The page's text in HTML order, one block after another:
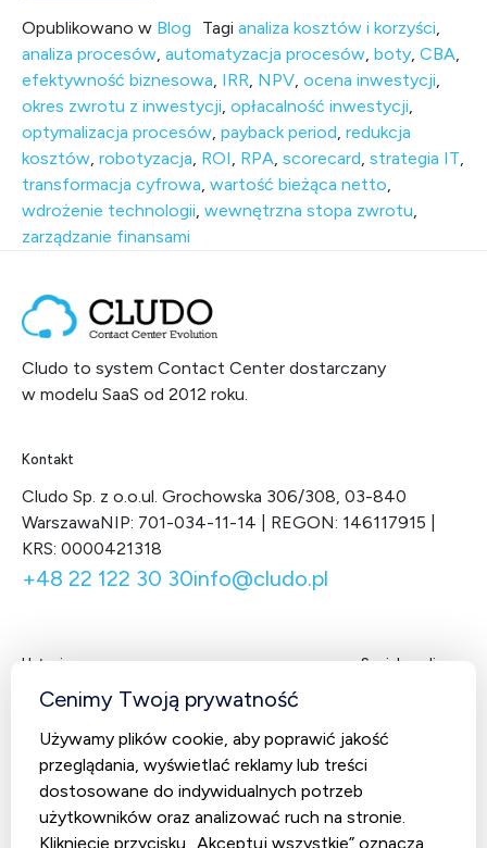
Opublikowano w Blog Tagi analiza kosztów i korzyści,
analiza procesów, automatyzacja procesów, boty, CBA,
efektywność biznesowa, IRR, NPV, ocena inwestycji,
okres zwrotu z inwestycji, opłacalność inwestycji,
optymalizacja procesów, payback period, redukcja
kosztów, robotyzacja, ROI, RPA, scorecard, strategia IT,
transformacja cyfrowa, wartość bieżąca netto,
wdrożenie technologii, wewnętrzna stopa zwrotu,
zarządzanie finansami
Cludo to system Contact Center dostarczany
w modelu SaaS od 2012 roku.
Kontakt
Cludo Sp. z o.o.ul. Grochowska 306/308, 03-840
WarszawaNIP: 701-034-11-14 | REGON: 146117915 |
KRS: 0000421318
+48 22 122 30 30info@cludo.pl
Usługi
Contact Center
CludoCRM
Telekomunikacja
AI Studio – Sztuczna inteligencja
Social media
Cenimy Twoją prywatność
Używamy plików cookie, aby poprawić jakość
przeglądania, wyświetlać reklamy lub treści
dostosowane do indywidualnych potrzeb
użytkowników oraz analizować ruch na stronie.
Kliknięcie przycisku „Akceptuj wszystkie” oznacza